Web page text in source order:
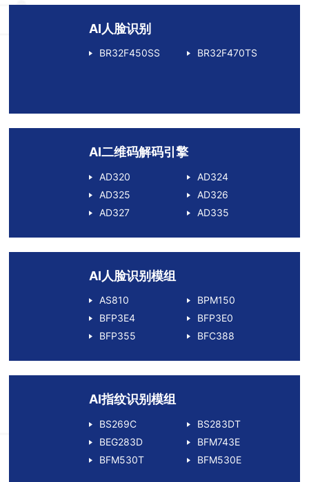
AI人脸识别
BR32F450SS BR32F470TS
AI二维码解码引擎
AD320
AD324
AD325
AD326
AD327
AD335
AI人脸识别模组
AS810
BPM150
BFP3E4
BFP3E0
BFP355
BFC388
AI指纹识别模组
BS269C
BS283DT
BEG283D
BFM743E
BFM530T
BFM530E